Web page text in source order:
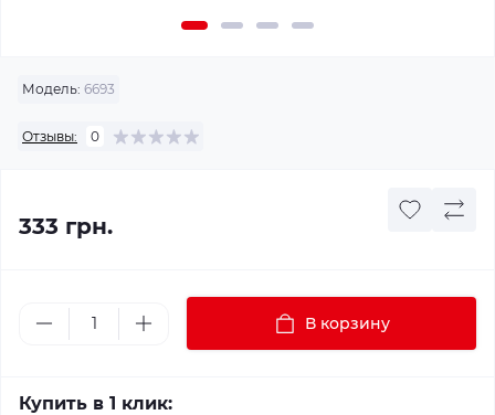
Модель: 6693
Отзывы: 0
333 грн.
В корзину
Купить в 1 клик: